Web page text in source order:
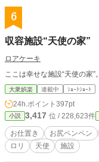
6
収容施設“天使の家”
ロアケーキ
大衆娯楽 連載中 ｼｮｰﾄｼｮｰﾄ
24h.ポイント 397pt
小説 3,417 位 / 228,623件
お仕置き お尻ペンペン
ロリ
天使 施設